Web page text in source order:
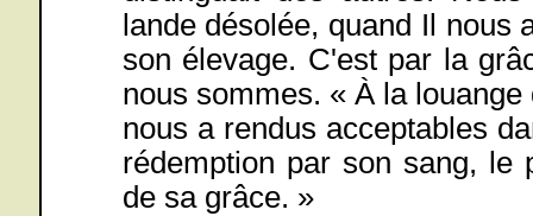
lande désolée, quand Il
son élevage. C'est par la
nous sommes. « À la
nous a rendus acceptables
rédemption par son sang, le
de sa grâce. »